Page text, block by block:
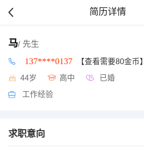
简历详情
马/ 先生
137****0137 【查看需要80金币】
44岁 高中 已婚
工作经验
求职意向